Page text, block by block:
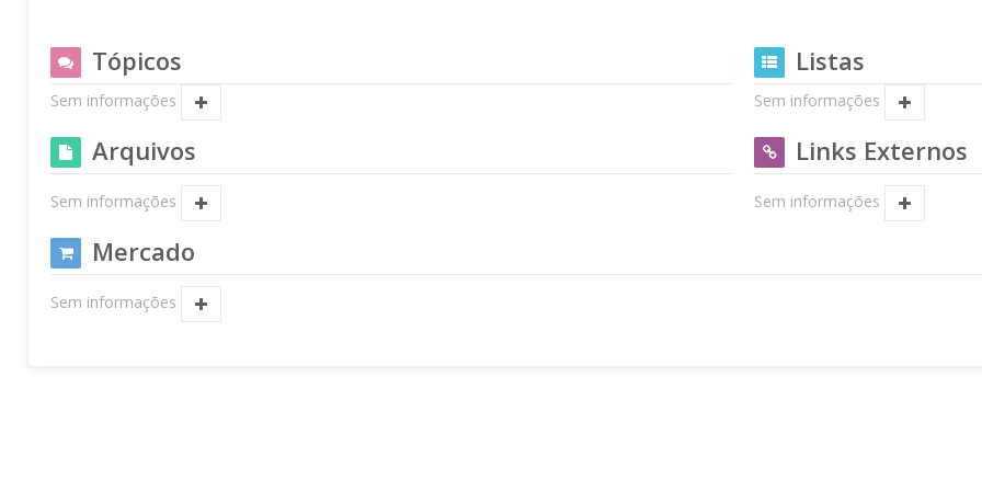
Tópicos
Sem informações
Listas
Sem informações
Arquivos
Sem informações
Links Externos
Sem informações
Mercado
Sem informações